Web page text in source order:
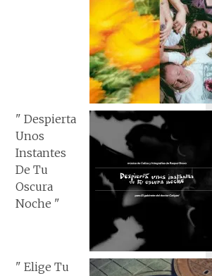
" Despierta
Unos
Instantes
De Tu
Oscura
Noche "
" Elige Tu